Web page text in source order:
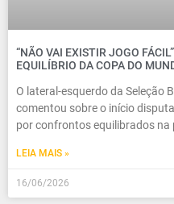
“NÃO VAI EXISTIR JOGO
EQUILÍBRIO DA COPA DO
O lateral-esquerdo da Seleção
comentou sobre o início
por confrontos equilibrados na
LEIA MAIS »
16/06/2026